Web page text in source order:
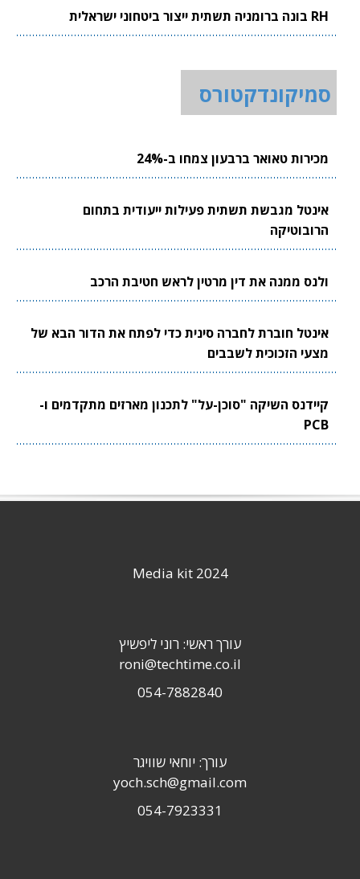
RH בונה ברומניה תשתית ייצור ביטחוני ישראלית
סמיקונדקטורס
מכירות טאואר ברבעון צמחו ב-24%
אינטל מגבשת תשתית פעילות ייעודית בתחום
הרובוטיקה
ולנס ממנה את דין מרטין לראש חטיבת הרכב
אינטל חוברת לחברה סינית כדי לפתח את הדור הבא של
מצעי הזכוכית לשבבים
קיידנס השיקה "סוכן-על" לתכנון מארזים מתקדמים ו-
PCB
Media kit 2024
עורך ראשי: רוני ליפשיץ
roni@techtime.co.il
054-7882840
עורך: יוחאי שוויגר
yoch.sch@gmail.com
054-7923331